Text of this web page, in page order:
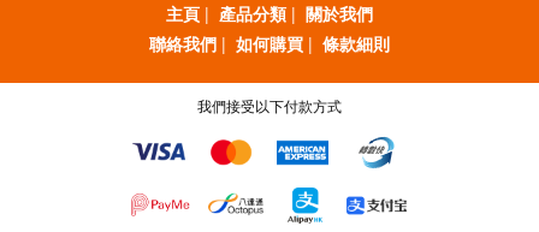
主頁 | 產品分類 | 關於我們
聯絡我們 | 如何購買 | 條款細則
我們接受以下付款方式